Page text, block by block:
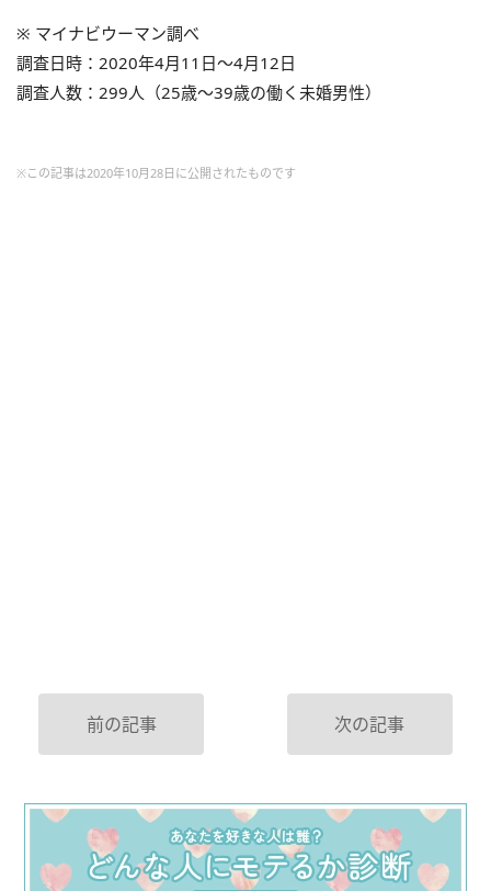
※ マイナビウーマン調べ
調査日時：2020年4月11日～4月12日
調査人数：299人（25歳～39歳の働く未婚男性）
※この記事は2020年10月28日に公開されたものです
前の記事 次の記事